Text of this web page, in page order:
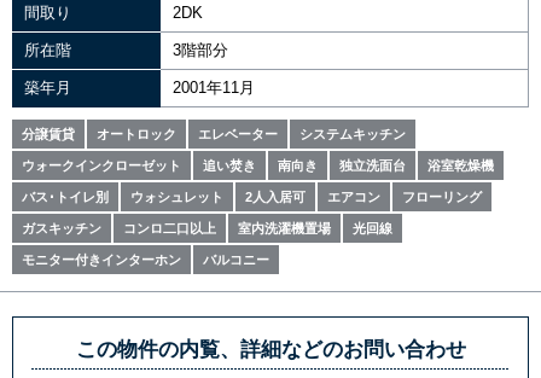
間取り 2DK
所在階 3階部分
築年月 2001年11月
分譲賃貸 オートロック エレベーター システムキッチン
ウォークインクローゼット 追い焚き 南向き 独立洗面台 浴室乾燥機
バス･トイレ別 ウォシュレット 2人入居可 エアコン フローリング
ガスキッチン コンロ二口以上 室内洗濯機置場 光回線
モニター付きインターホン バルコニー
この物件の内覧、詳細などのお問い合わせ